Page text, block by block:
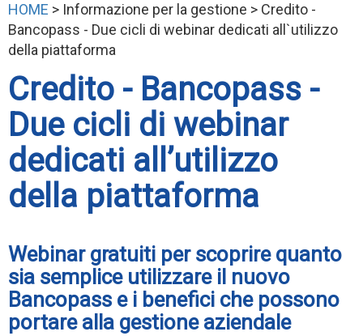
HOME > Informazione per la gestione > Credito -
Bancopass - Due cicli di webinar dedicati all`utilizzo
della piattaforma
Credito - Bancopass -
Due cicli di webinar
dedicati all’utilizzo
della piattaforma
Webinar gratuiti per scoprire quanto
sia semplice utilizzare il nuovo
Bancopass e i benefici che possono
portare alla gestione aziendale